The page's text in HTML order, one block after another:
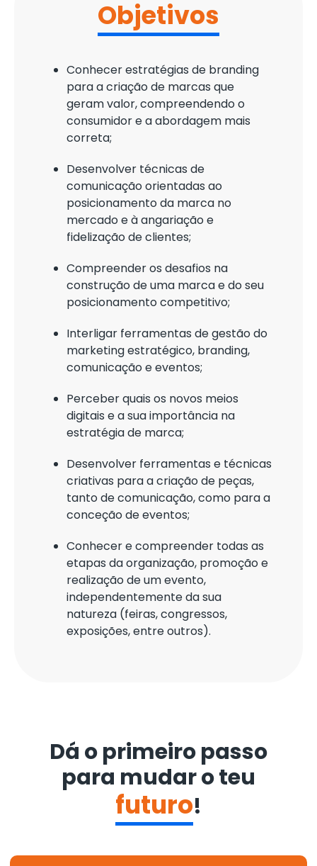
Objetivos
Conhecer estratégias de branding
para a criação de marcas que
geram valor, compreendendo o
consumidor e a abordagem mais
correta;
Desenvolver técnicas de
comunicação orientadas ao
posicionamento da marca no
mercado e à angariação e
fidelização de clientes;
Compreender os desafios na
construção de uma marca e do seu
posicionamento competitivo;
Interligar ferramentas de gestão do
marketing estratégico, branding,
comunicação e eventos;
Perceber quais os novos meios
digitais e a sua importância na
estratégia de marca;
Desenvolver ferramentas e técnicas
criativas para a criação de peças,
tanto de comunicação, como para a
conceção de eventos;
Conhecer e compreender todas as
etapas da organização, promoção e
realização de um evento,
independentemente da sua
natureza (feiras, congressos,
exposições, entre outros).
Dá o primeiro passo
para mudar o teu
futuro!